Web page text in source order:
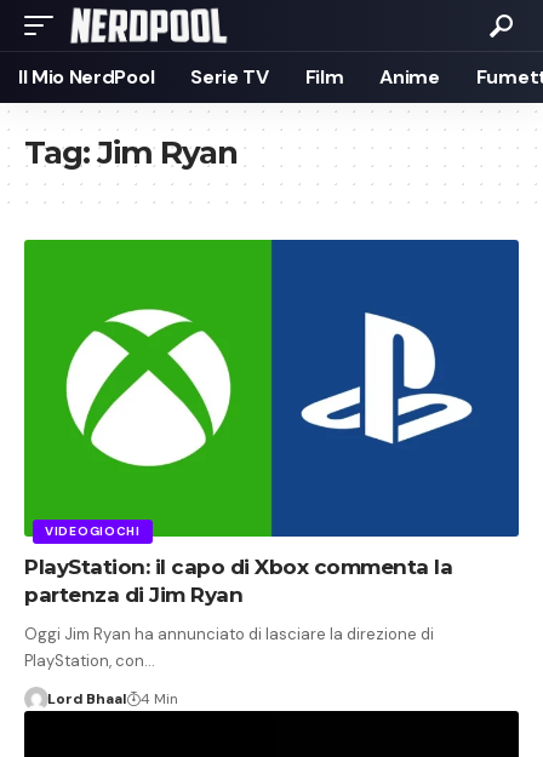
Il Mio NerdPool Serie TV Film Anime
Tag:Jim Ryan
VIDEOGIOCHI
PlayStation: il capo di Xbox commenta la
partenza di Jim Ryan
Oggi Jim Ryan ha annunciato di lasciare la direzione di
PlayStation, con…
Lord Bhaal 4 Min